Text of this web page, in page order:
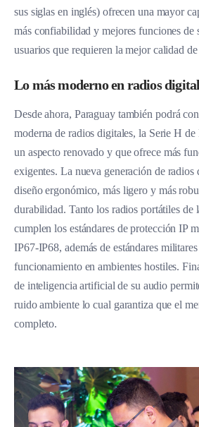
sus siglas en inglés) ofrecen una mayor
más confiabilidad y mejores funciones de
usuarios que requieren la mejor calidad
Lo más moderno en radios
Desde ahora, Paraguay también podrá
moderna de radios digitales, la Serie H
un aspecto renovado y que ofrece más
exigentes. La nueva generación de radios
diseño ergonómico, más ligero y más
durabilidad. Tanto los radios portátiles de
cumplen los estándares de protección IP
IP67-IP68, además de estándares
funcionamiento en ambientes hostiles.
de inteligencia artificial de su audio
ruido ambiente lo cual garantiza que el
completo.